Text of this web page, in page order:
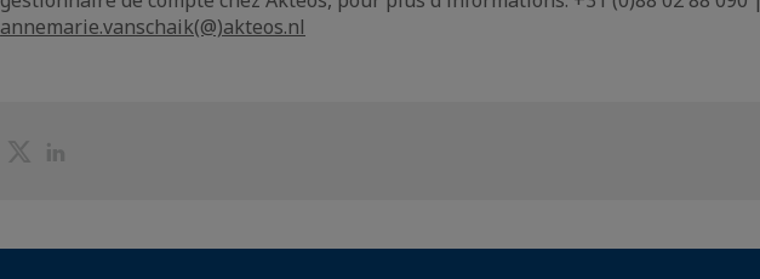
annemarie.vanschaik(@)akteos.nl
PartagerPartager